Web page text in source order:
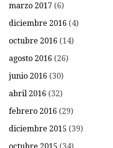
marzo 2017 (6)
diciembre 2016 (4)
octubre 2016 (14)
agosto 2016 (26)
junio 2016 (30)
abril 2016 (32)
febrero 2016 (29)
diciembre 2015 (39)